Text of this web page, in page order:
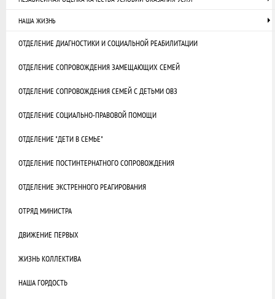
НАША ЖИЗНЬ
ОТДЕЛЕНИЕ ДИАГНОСТИКИ И СОЦИАЛЬНОЙ РЕАБИЛИТАЦИИ
ОТДЕЛЕНИЕ СОПРОВОЖДЕНИЯ ЗАМЕЩАЮЩИХ СЕМЕЙ
ОТДЕЛЕНИЕ СОПРОВОЖДЕНИЯ СЕМЕЙ С ДЕТЬМИ ОВЗ
ОТДЕЛЕНИЕ СОЦИАЛЬНО-ПРАВОВОЙ ПОМОЩИ
ОТДЕЛЕНИЕ "ДЕТИ В СЕМЬЕ"
ОТДЕЛЕНИЕ ПОСТИНТЕРНАТНОГО СОПРОВОЖДЕНИЯ
ОТДЕЛЕНИЕ ЭКСТРЕННОГО РЕАГИРОВАНИЯ
ОТРЯД МИНИСТРА
ДВИЖЕНИЕ ПЕРВЫХ
ЖИЗНЬ КОЛЛЕКТИВА
НАША ГОРДОСТЬ